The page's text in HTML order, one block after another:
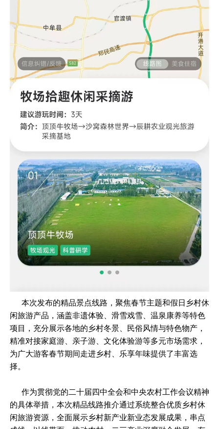
本次发布的精品景点线路，聚焦春节主题和假日乡村休
闲旅游产品，涵盖非遗体验、滑雪戏雪、温泉康养等特色
项目，充分展示各地的乡村冬景、民俗风情与特色物产，
精准对接家庭游、亲子游、文化体验游等多元市场需求，
为广大游客春节期间走进乡村、乐享年味提供了丰富选
择。
作为贯彻党的二十届四中全会和中央农村工作会议精神
的具体举措，本次精品线路推介通过系统整合优质乡村休
闲旅游资源，全面展示乡村新产业新业态发展成果，串点